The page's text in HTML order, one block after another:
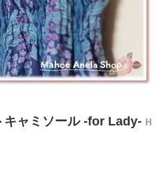
キャミソール -for Lady- H